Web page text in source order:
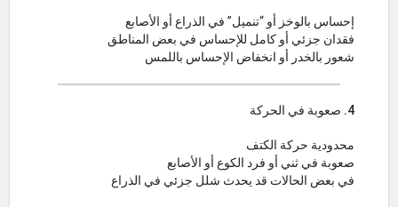
إحساس بالوخز أو “تنميل” في الذراع أو الأصابع
فقدان جزئي أو كامل للإحساس في بعض المناطق
شعور بالخدر أو انخفاض الإحساس باللمس
4. صعوبة في الحركة
محدودية حركة الكتف
صعوبة في ثني أو فرد الكوع أو الأصابع
في بعض الحالات قد يحدث شلل جزئي في الذراع